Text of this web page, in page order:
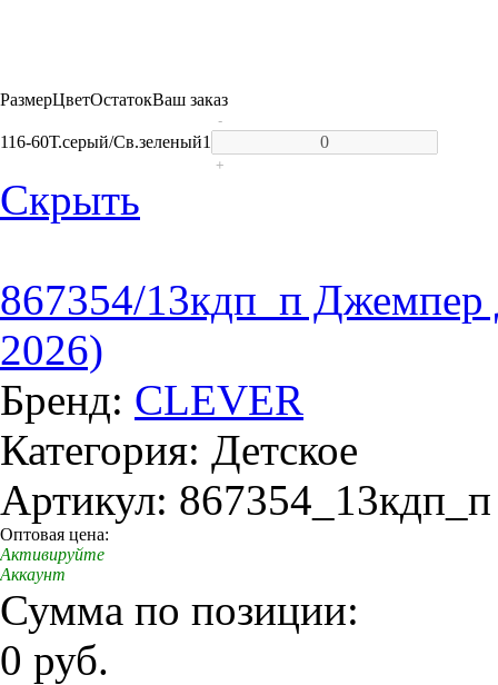
РазмерЦветОстатокВаш заказ
116-60Т.серый/Св.зеленый1
-
+
Скрыть
867354/13кдп_п Джемпер
2026)
Бренд: CLEVER
Категория: Детское
Артикул: 867354_13кдп_п
Оптовая цена:
Активируйте
Аккаунт
Сумма по позиции:
0 руб.